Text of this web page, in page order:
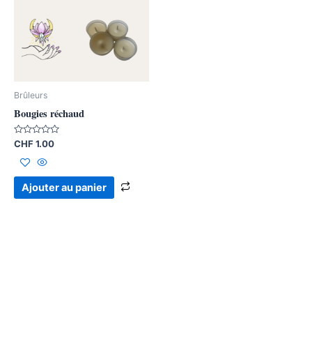
Brûleurs
Bougies réchaud
Note
sur
CHF1.00
Ajouter au panier